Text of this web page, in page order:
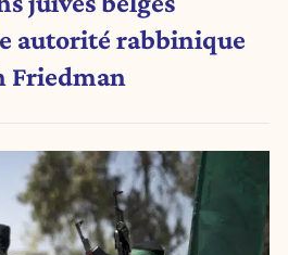
autorité rabbinique
Friedman